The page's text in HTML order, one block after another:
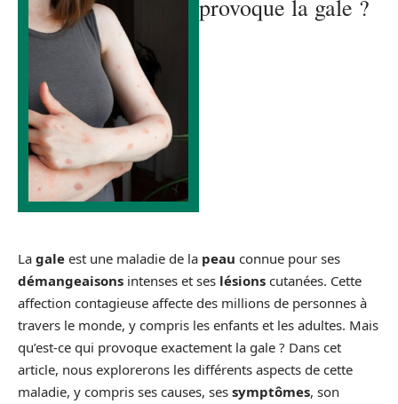
provoque la gale ?
La gale est une maladie de la peau connue pour ses
démangeaisons intenses et ses lésions cutanées. Cette
affection contagieuse affecte des millions de personnes à
travers le monde, y compris les enfants et les adultes. Mais
qu’est-ce qui provoque exactement la gale ? Dans cet
article, nous explorerons les différents aspects de cette
maladie, y compris ses causes, ses symptômes, son